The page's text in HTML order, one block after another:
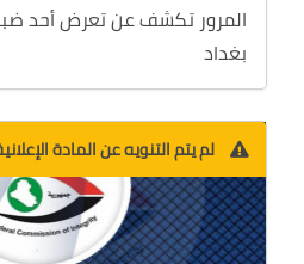
المرور تكشف عن تعرض أحد
بغداد
لم يتم التنويه عن المادة